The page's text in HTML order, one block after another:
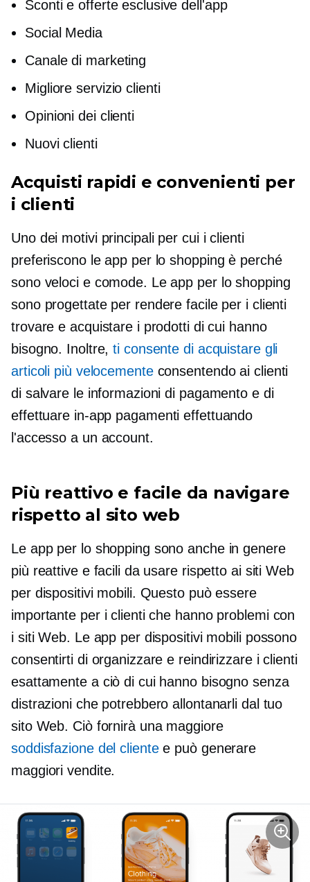
Sconti e offerte esclusive dell'app
Social Media
Canale di marketing
Migliore servizio clienti
Opinioni dei clienti
Nuovi clienti
Acquisti rapidi e convenienti per
i clienti
Uno dei motivi principali per cui i clienti
preferiscono le app per lo shopping è perché
sono veloci e comode. Le app per lo shopping
sono progettate per rendere facile per i clienti
trovare e acquistare i prodotti di cui hanno
bisogno. Inoltre,ti consente di acquistare gli
articoli più velocementeconsentendo ai clienti
di salvare le informazioni di pagamento e di
effettuare in-app pagamenti effettuando
l'accesso a un account.
Più reattivo e facile da navigare
rispetto al sito web
Le app per lo shopping sono anche in genere
più reattive e facili da usare rispetto ai siti Web
per dispositivi mobili. Questo può essere
importante per i clienti che hanno problemi con
i siti Web. Le app per dispositivi mobili possono
consentirti di organizzare e reindirizzare i clienti
esattamente a ciò di cui hanno bisogno senza
distrazioni che potrebbero allontanarli dal tuo
sito Web. Ciò fornirà una maggiore
soddisfazione del clientee può generare
maggiori vendite.